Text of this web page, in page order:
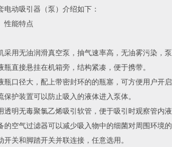
电动吸引器（泵）介绍如下：
性能特点
采用无油润滑真空泵，抽气速率高，无油雾污染，
瓶直接悬挂在机箱旁，结构紧凑，便于携带。
瓶口径大，配上带密封环的的瓶塞，可方便用户开
保护装置可以防止吸入的液体进入泵体。
透明无毒聚氯乙烯吸引软管，便于吸引时观察管内
的空气过滤器可以减少吸入物中的细菌对周围环境的
开关和脚踏开关并联连接，任意选用。